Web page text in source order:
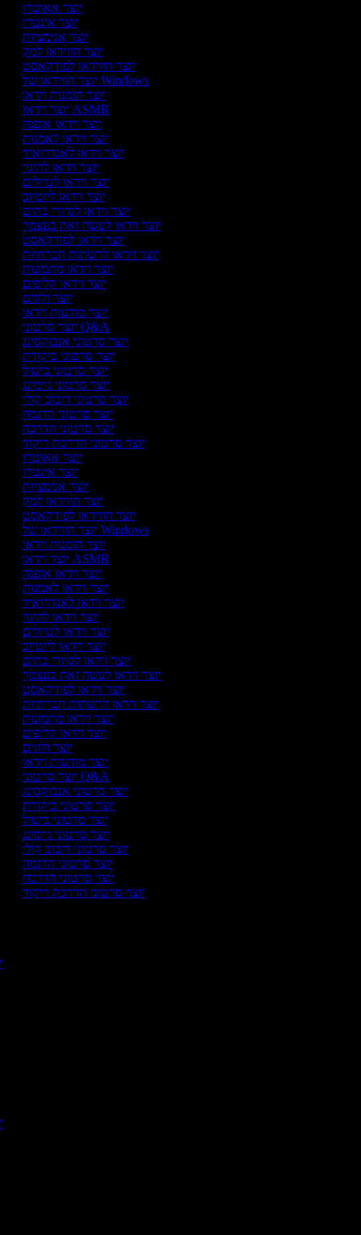
יוצר אאוטרו
יוצר אינטרו
יוצר אנימציות
יוצר הווידאו למק
יוצר הווידאו לפודקאסט
יוצר הווידאו של Windows
יוצר הזמנות וידאו
יוצר וידאו ASMR
יוצר וידאו אופנה
יוצר וידאו לאמנות
יוצר וידאו לאנדרואיד
יוצר וידאו להיגוי
יוצר וידאו לטיולים
יוצר וידאו ליוטיוב
יוצר וידאו לסיורי בתים
יוצר וידאו לעשה זאת בעצמך
יוצר וידאו לפודקאסט
יוצר וידאו לרשתות חברתיות
יוצר וידאו מתמונות
יוצר וידאו קליפים
יוצר ולוגים
יוצר מודעות וידאו
יוצר סרטוני Q&A
יוצר סרטוני אנבוקסינג
יוצר סרטוני ביקורת
יוצר סרטוני בישול
יוצר סרטוני גיימינג
יוצר סרטוני דיבוב קולי
יוצר סרטוני הדגמה
יוצר סרטוני הדרכה
יוצר סרטוני הדרכת ריקוד
יוצר אאוטרו
יוצר אינטרו
יוצר אנימציות
יוצר הווידאו למק
יוצר הווידאו לפודקאסט
יוצר הווידאו של Windows
יוצר הזמנות וידאו
יוצר וידאו ASMR
יוצר וידאו אופנה
יוצר וידאו לאמנות
יוצר וידאו לאנדרואיד
יוצר וידאו להיגוי
יוצר וידאו לטיולים
יוצר וידאו ליוטיוב
יוצר וידאו לסיורי בתים
יוצר וידאו לעשה זאת בעצמך
יוצר וידאו לפודקאסט
יוצר וידאו לרשתות חברתיות
יוצר וידאו מתמונות
יוצר וידאו קליפים
יוצר ולוגים
יוצר מודעות וידאו
יוצר סרטוני Q&A
יוצר סרטוני אנבוקסינג
יוצר סרטוני ביקורת
יוצר סרטוני בישול
יוצר סרטוני גיימינג
יוצר סרטוני דיבוב קולי
יוצר סרטוני הדגמה
יוצר סרטוני הדרכה
יוצר סרטוני הדרכת ריקוד